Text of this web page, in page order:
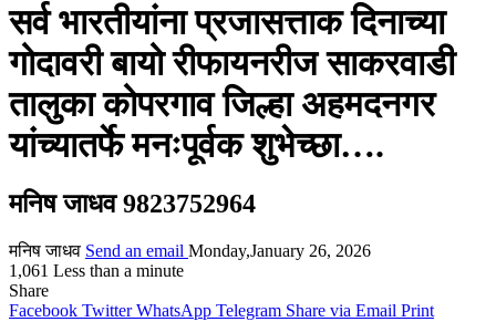
सर्व भारतीयांना प्रजासत्ताक दिनाच्या
गोदावरी बायो रीफायनरीज साकरवाडी
तालुका कोपरगाव जिल्हा अहमदनगर
यांच्यातर्फे मनःपूर्वक शुभेच्छा….
मनिष जाधव 9823752964
मनिष जाधव Send an email Monday,January 26, 2026
1,061 Less than a minute
Share
Facebook Twitter WhatsApp Telegram Share via Email Print